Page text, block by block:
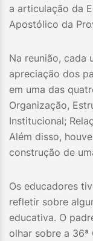
a articulação da
Apostólico da
Na reunião, cada
apreciação dos
em uma das
Organização,
Institucional;
Além disso,
construção de
Os educadores
refletir sobre
educativa. O
olhar sobre a 36ª